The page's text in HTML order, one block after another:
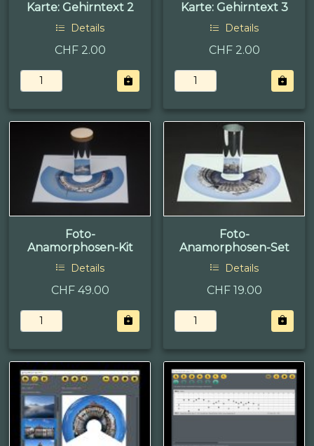
Karte: Gehirntext 2
Details
CHF 2.00
Karte: Gehirntext 3
Details
CHF 2.00
Foto-
Anamorphosen-Kit
Details
CHF 49.00
Foto-
Anamorphosen-Set
Details
CHF 19.00